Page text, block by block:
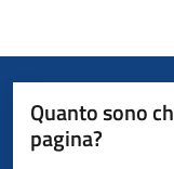
Quanto sono
pagina?